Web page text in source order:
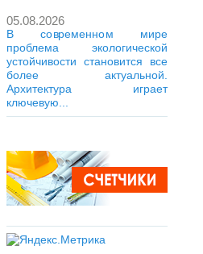
05.08.2026
В современном мире
проблема экологической
устойчивости становится все
более актуальной.
Архитектура играет
ключевую...